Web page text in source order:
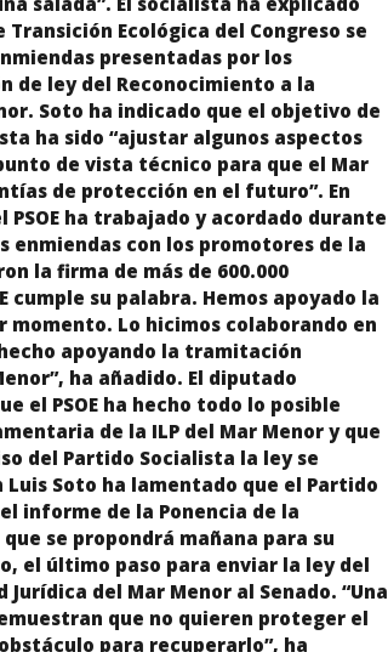
Ecológica del Congreso se
presentadas por los
de ley del Reconocimiento a la
Soto ha indicado que el objetivo de
ha sido “ajustar algunos aspectos
de vista técnico para que el Mar
de protección en el futuro”. En
ha trabajado y acordado durante
con los promotores de la
la firma de más de 600.000
cumple su palabra. Hemos apoyado la
momento. Lo hicimos colaborando en
apoyando la tramitación
ha añadido. El diputado
el PSOE ha hecho todo lo posible
de la ILP del Mar Menor y que
del Partido Socialista la ley se
Luis Soto ha lamentado que el Partido
informe de la Ponencia de la
se propondrá mañana para su
el último paso para enviar la ley del
del Mar Menor al Senado. “Una
que no quieren proteger el
para recuperarlo”, ha